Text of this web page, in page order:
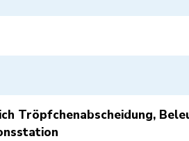
Tröpfchenabscheidung,